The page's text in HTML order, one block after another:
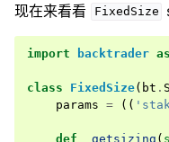
现在来看看
FixedSize
import backtrader as
class FixedSize( bt .
params = ((
def _getsizing (